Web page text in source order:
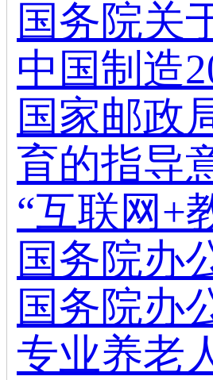
国务院关
中国制造
国家邮政
育的指导
“互联网+
国务院办
国务院办
专业养老